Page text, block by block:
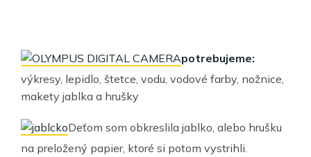
potrebujeme:
výkresy, lepidlo, štetce, vodu, vodové farby, nožnice,
makety jablka a hrušky
Deťom som obkreslila jablko, alebo hrušku
na preložený papier, ktoré si potom vystrihli.